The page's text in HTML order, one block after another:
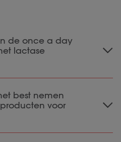
de once a day
lactase
uit de voeding
a day is een
best nemen
voor